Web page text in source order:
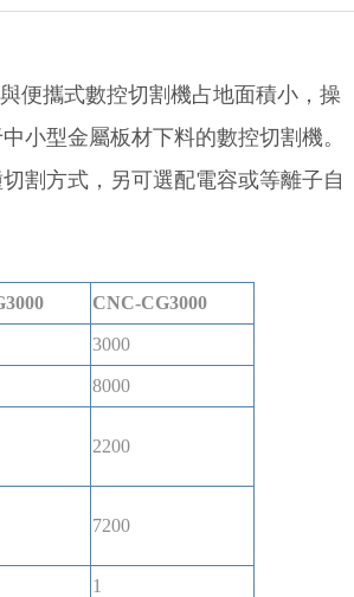
便攜式數控切割機占地面積小，操
小型金屬板材下料的數控切割機。
割方式，另可選配電容或等離子自
CNC-CG3000
3000
8000
2200
7200
1